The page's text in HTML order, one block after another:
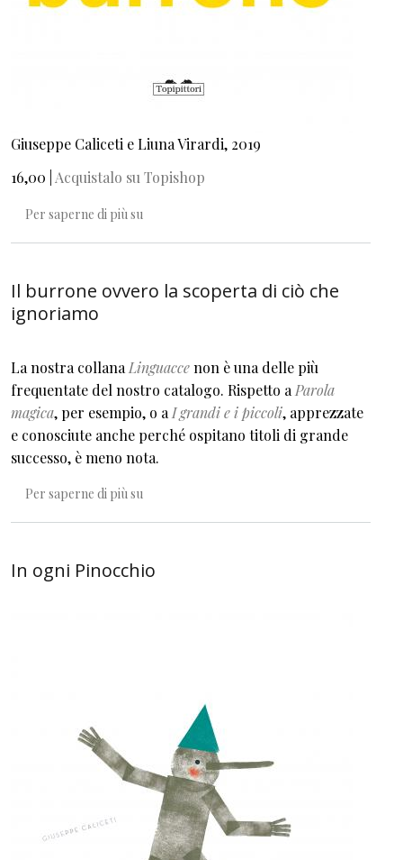
Giuseppe Caliceti e Liuna Virardi, 2019
16,00 | Acquistalo su Topishop
Per saperne di più su
Il burrone ovvero la scoperta di ciò che
ignoriamo
La nostra collana Linguaccenon è una delle più
frequentate del nostro catalogo. Rispetto a Parola
magica, per esempio, o a I grandi e i piccoli, apprezzate
e conosciute anche perché ospitano titoli di grande
successo, è meno nota.
Per saperne di più su
In ogni Pinocchio